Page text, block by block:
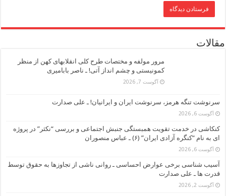
مقالات
مرور مولفه و مختصات طرح کلی انقلابهای کهن از منظر
کمونیستی و چشم انداز آتی! ـ ناصر بابامیری
آگوست 7, 2026
سرنوشت تنگه هرمز، سرنوشت ایران و ایرانیان! ـ علی صدارت
آگوست 6, 2026
کنکاشی در خدمت تقویت همبستگی جنبش اجتماعی و بررسی “نکثر” در پروژه
ای به نام “کنگره آزادی ایران” (۶) ـ عباس منصوران
آگوست 6, 2026
آسیب شناسی برخی عوارض احساسی ـ روانی ناشی از تجاوزها به حقوق توسط
قدرت ها ـ علی صدارت
آگوست 2, 2026